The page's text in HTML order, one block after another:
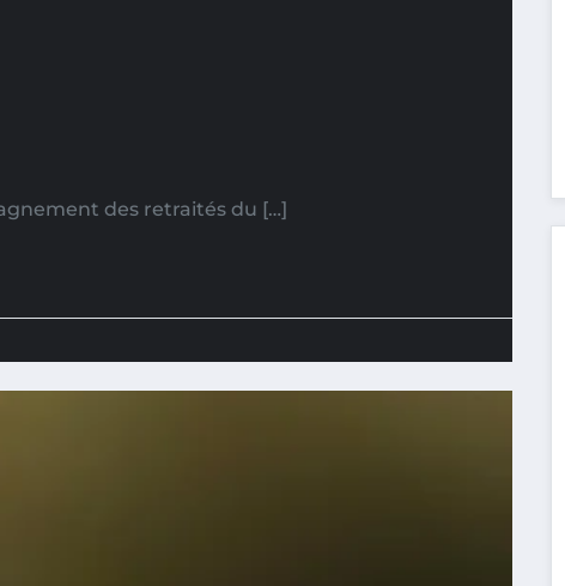
des retraités du […]